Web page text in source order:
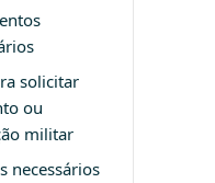
solicitar
ou
militar
necessários